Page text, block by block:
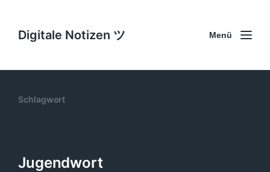
Digitale Notizen ツ Menü
Schlagwort
Jugendwort